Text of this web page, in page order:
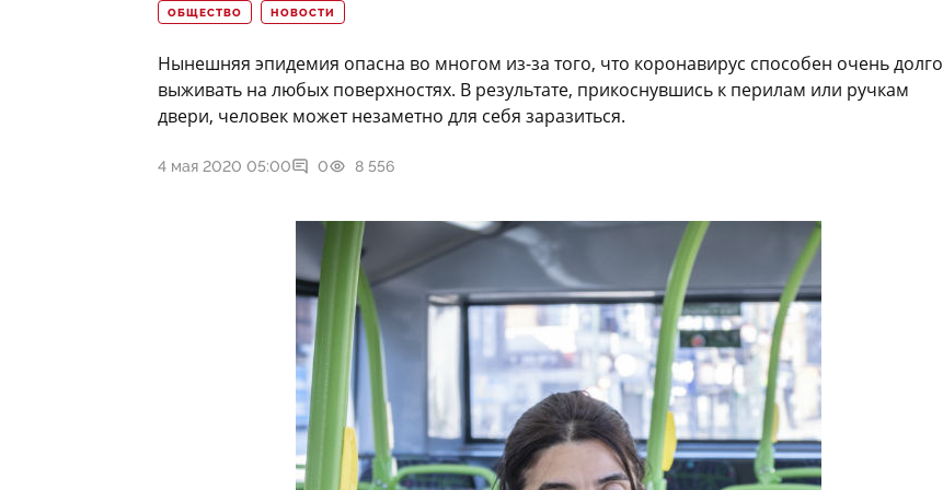
ОБЩЕСТВО НОВОСТИ
Нынешняя эпидемия опасна во многом из-за того, что коронавирус способен очень долго
выживать на любых поверхностях. В результате, прикоснувшись к перилам или ручкам
двери, человек может незаметно для себя заразиться.
4 мая 2020 05:00 0 8 556